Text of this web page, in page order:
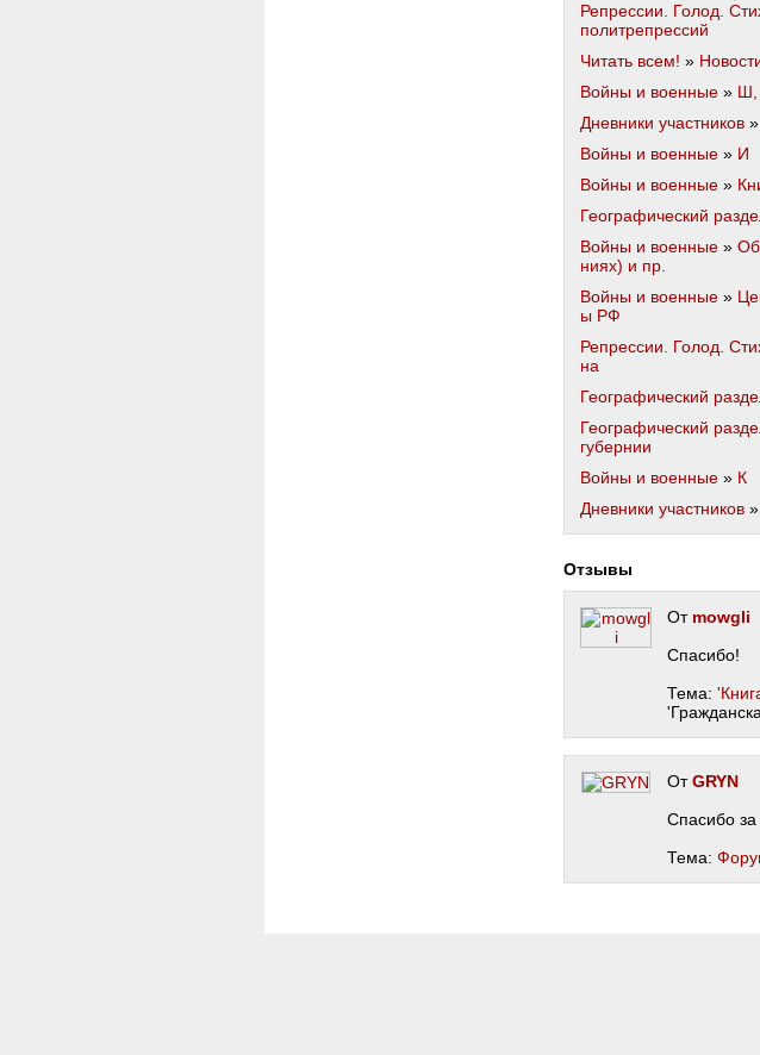
Репрессии. Голод.
политрепрессий
Читать всем! »
Войны и военные »
Дневники участников »
Войны и военные » И
Войны и военные »
Географический
Войны и военные »
ниях) и пр.
Войны и военные »
ы РФ
Репрессии. Голод.
на
Географический
Географический
губернии
Войны и военные » К
Дневники участников »
Отзывы
От mowgli
Спасибо!
Тема:
ОтGRYN
Спасибо
Тема: